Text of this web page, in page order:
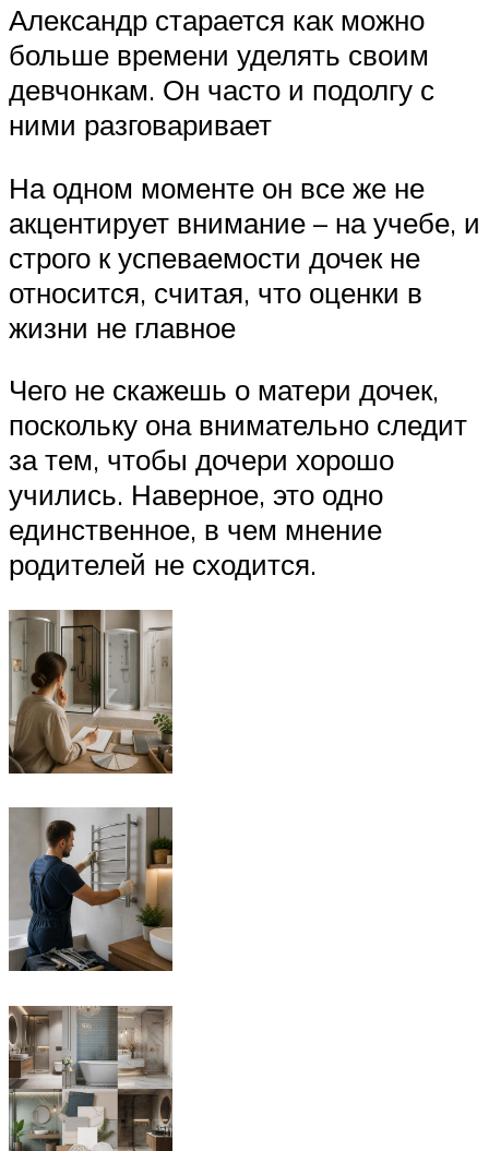
Александр старается как можно
больше времени уделять своим
девчонкам. Он часто и подолгу с
ними разговаривает
На одном моменте он все же не
акцентирует внимание – на учебе, и
строго к успеваемости дочек не
относится, считая, что оценки в
жизни не главное
Чего не скажешь о матери дочек,
поскольку она внимательно следит
за тем, чтобы дочери хорошо
учились. Наверное, это одно
единственное, в чем мнение
родителей не сходится.